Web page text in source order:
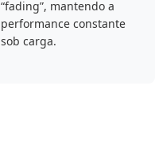
“fading”, mantendo a
performance constante
sob carga.